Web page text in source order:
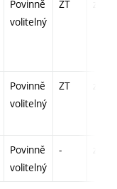
Povinně
volitelný
ZT zá,zk
Povinně
volitelný
ZT zá,zk
Povinně
volitelný
- zá,zk